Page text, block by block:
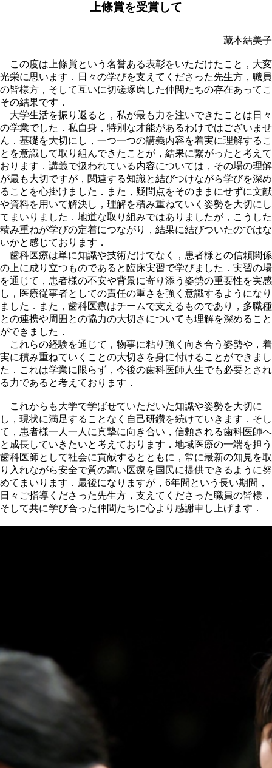
上條賞を受賞して
藏本結美子
この度は上條賞という名誉ある表彰をいただけたこと，大変
光栄に思います．日々の学びを支えてくださった先生方，職員
の皆様方，そして互いに切磋琢磨した仲間たちの存在あってこ
その結果です．
大学生活を振り返ると，私が最も力を注いできたことは日々
の学業でした．私自身，特別な才能があるわけではございませ
ん．基礎を大切にし，一つ一つの講義内容を着実に理解するこ
とを意識して取り組んできたことが，結果に繋がったと考えて
おります．講義で扱われている内容については，その場の理解
が最も大切ですが，関連する知識と結びつけながら学びを深め
ることを心掛けました．また，疑問点をそのままにせずに文献
や資料を用いて解決し，理解を積み重ねていく姿勢を大切にし
てまいりました．地道な取り組みではありましたが，こうした
積み重ねが学びの定着につながり，結果に結びついたのではな
いかと感じております．
歯科医療は単に知識や技術だけでなく，患者様との信頼関係
の上に成り立つものであると臨床実習で学びました．実習の場
を通じて，患者様の不安や背景に寄り添う姿勢の重要性を実感
し，医療従事者としての責任の重さを強く意識するようになり
ました．また，歯科医療はチームで支えるものであり，多職種
との連携や周囲との協力の大切さについても理解を深めること
ができました．
これらの経験を通じて，物事に粘り強く向き合う姿勢や，着
実に積み重ねていくことの大切さを身に付けることができまし
た．これは学業に限らず，今後の歯科医師人生でも必要とされ
る力であると考えております．
これからも大学で学ばせていただいた知識や姿勢を大切に
し，現状に満足することなく自己研鑽を続けていきます．そし
て，患者様一人一人に真摯に向き合い，信頼される歯科医師へ
と成長していきたいと考えております．地域医療の一端を担う
歯科医師として社会に貢献するとともに，常に最新の知見を取
り入れながら安全で質の高い医療を国民に提供できるように努
めてまいります．最後になりますが，6年間という長い期間，
日々ご指導くださった先生方，支えてくださった職員の皆様，
そして共に学び合った仲間たちに心より感謝申し上げます．